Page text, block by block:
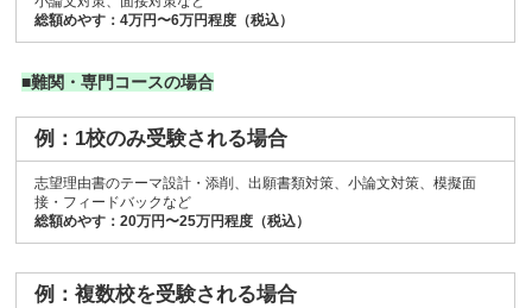
総額めやす：4万円〜6万円程度（税込）
■難関・専門コースの場合
例：1校のみ受験される場合
志望理由書のテーマ設計・添削、出願書類対策、小論文対策、模擬面
接・フィードバックなど
総額めやす：20万円〜25万円程度（税込）
例：複数校を受験される場合